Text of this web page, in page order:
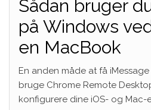
Sådan bruger
på Windows
en MacBook
En anden måde at få
bruge Chrome Remote
konfigurere dine iOS- og Mac-